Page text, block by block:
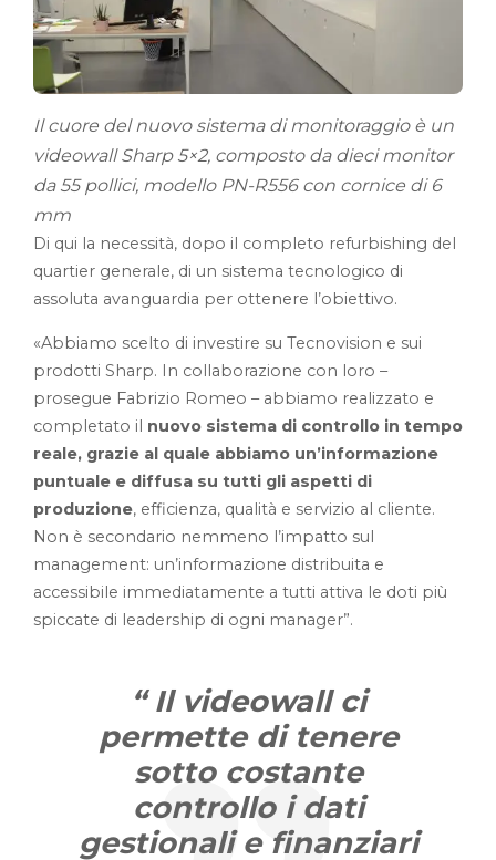
Il cuore del nuovo sistema di monitoraggio è un
videowall Sharp 5×2, composto da dieci monitor
da 55 pollici, modello PN-R556 con cornice di 6
mm
Di qui la necessità, dopo il completo refurbishing del
quartier generale, di un sistema tecnologico di
assoluta avanguardia per ottenere l’obiettivo.
«Abbiamo scelto di investire su Tecnovision e sui
prodotti Sharp. In collaborazione con loro –
prosegue Fabrizio Romeo – abbiamo realizzato e
completato il nuovo sistema di controllo in tempo
reale, grazie al quale abbiamo un’informazione
puntuale e diffusa su tutti gli aspetti di
produzione, efficienza, qualità e servizio al cliente.
Non è secondario nemmeno l’impatto sul
management: un’informazione distribuita e
accessibile immediatamente a tutti attiva le doti più
spiccate di leadership di ogni manager”.
“Il videowall ci
permette di tenere
sotto costante
controllo i dati
gestionali e finanziari